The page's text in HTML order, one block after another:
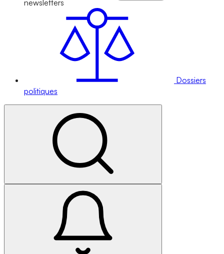
newsletters
Dossiers
politiques